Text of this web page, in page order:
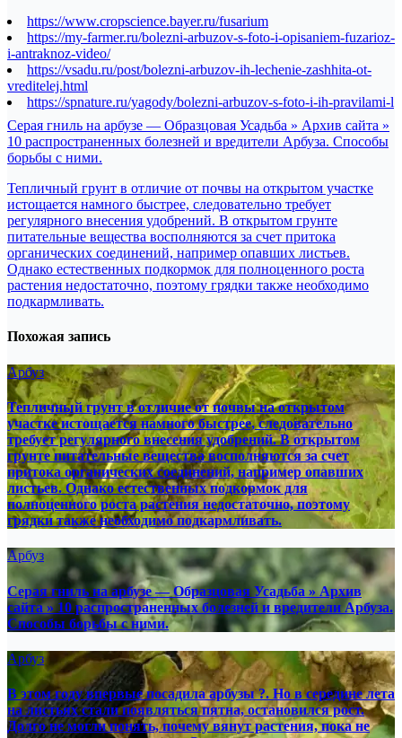
https://www.cropscience.bayer.ru/fusarium
https://my-farmer.ru/bolezni-arbuzov-s-foto-i-opisaniem-fuzarioz-
i-antraknoz-video/
https://vsadu.ru/post/bolezni-arbuzov-ih-lechenie-zashhita-ot-
vreditelej.html
https://spnature.ru/yagody/bolezni-arbuzov-s-foto-i-ih-pravilami-l
Навигация
по
Серая гниль на арбузе — Образцовая Усадьба » Архив сайта »
10 распространенных болезней и вредители Арбуза. Способы
борьбы с ними.
Тепличный грунт в отличие от почвы на открытом участке
истощается намного быстрее, следовательно требует
регулярного внесения удобрений. В открытом грунте
питательные вещества восполняются за счет притока
органических соединений, например опавших листьев.
Однако естественных подкормок для полноценного роста
растения недостаточно, поэтому грядки также необходимо
подкармливать.
Похожая запись
Арбуз
Тепличный грунт в отличие от почвы на открытом
участке истощается намного быстрее, следовательно
требует регулярного внесения удобрений. В открытом
грунте питательные вещества восполняются за счет
притока органических соединений, например опавших
листьев. Однако естественных подкормок для
полноценного роста растения недостаточно, поэтому
грядки также необходимо подкармливать.
Арбуз
Серая гниль на арбузе — Образцовая Усадьба » Архив
сайта » 10 распространенных болезней и вредители Арбуза.
Способы борьбы с ними.
Арбуз
В этом году впервые посадила арбузы ?. Но в середине лета
на листьях стали появляться пятна, остановился рост.
Долго не могли понять, почему вянут растения, пока не